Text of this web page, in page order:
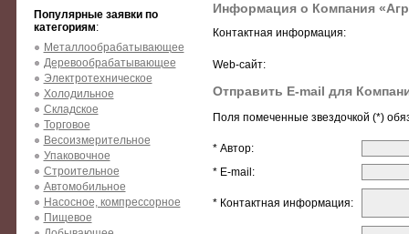
Популярные заявки по
категориям:
Металлообрабатывающее
Деревообрабатывающее
Электротехническое
Холодильное
Складское
Торговое
Весоизмерительное
Упаковочное
Строительное
Автомобильное
Насосное, компрессорное
Пищевое
Информация о Компания
Контактная информация:
Web-сайт:
Отправить E-mail для
Поля помеченные звездочкой (*)
* Автор:
* E-mail:
* Контактная информация: